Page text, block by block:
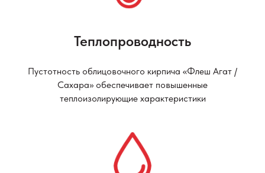
Теплопроводность
Пустотность облицовочного кирпича «Флеш Агат /
Сахара» обеспечивает повышенные
теплоизолирующие характеристики